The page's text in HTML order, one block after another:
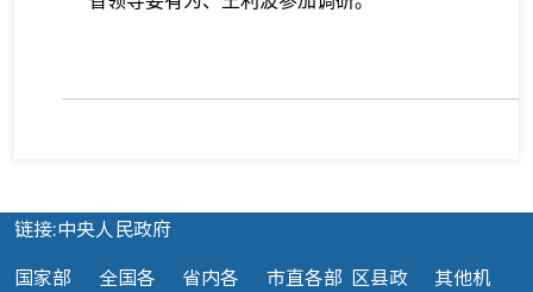
链接:中央人民政府
国家部
全国各
省内各
市直各部 区县政
其他机